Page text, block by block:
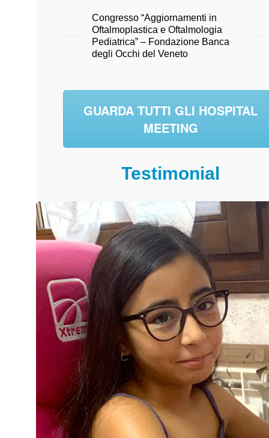
Congresso “Aggiornamenti in
Oftalmoplastica e Oftalmologia
Pediatrica” – Fondazione Banca
degli Occhi del Veneto
GUARDA TUTTI GLI HOSPITAL
MEETING
Testimonial